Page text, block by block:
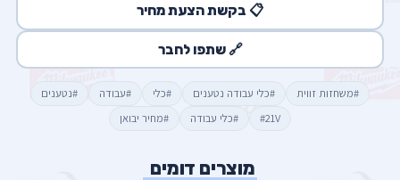
📋 בקשת הצעת מחיר
🔗 שתפו לחבר
#משחזות זווית #כלי עבודה נטענים #כלי #עבודה
#נטענים
#21V
#כלי עבודה #מחיר יבואן
מוצרים דומים